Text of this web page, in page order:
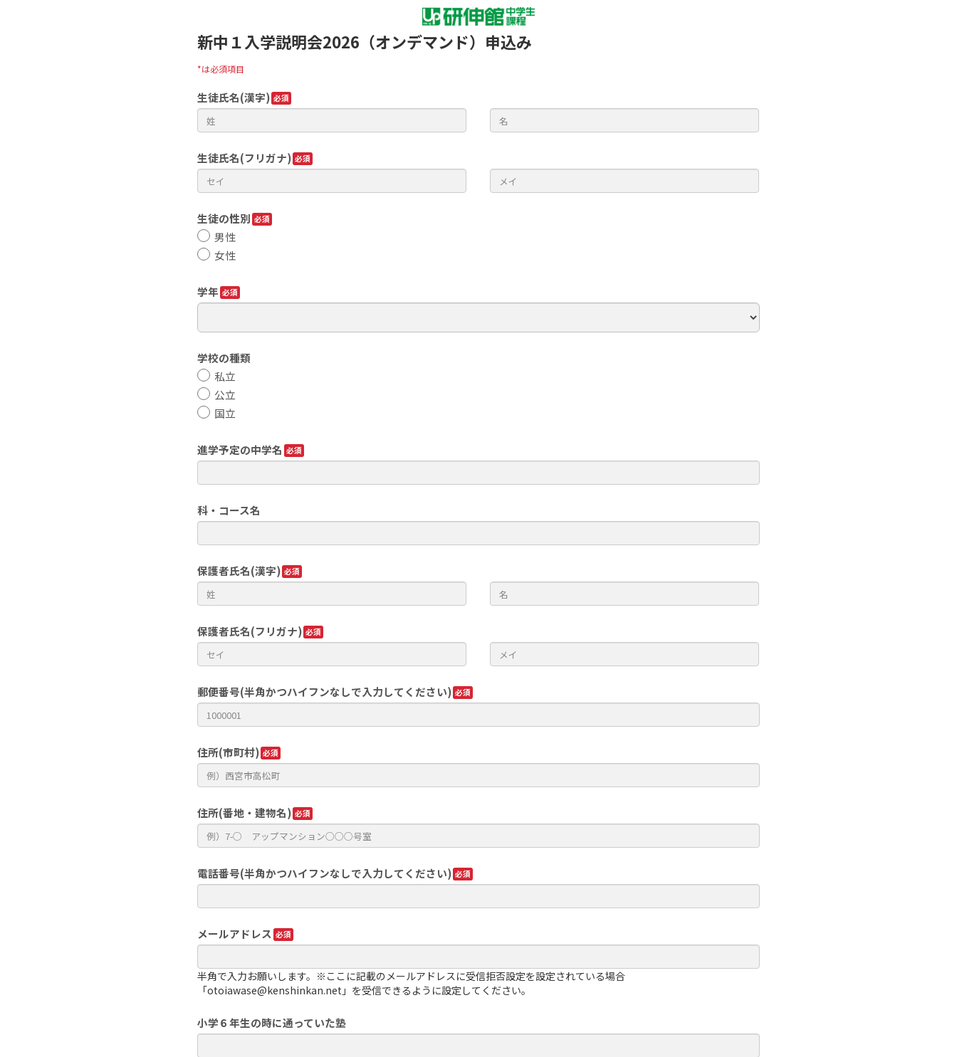
新中１入学説明会2026（オンデマンド）申込み
*は必須項目
生徒氏名(漢字)
生徒氏名(フリガナ)
生徒の性別
男性
女性
学年
学校の種類
私立
公立
国立
進学予定の中学名
科・コース名
保護者氏名(漢字)
保護者氏名(フリガナ)
郵便番号(半角かつハイフンなしで入力してください)
住所(市町村)
住所(番地・建物名)
電話番号(半角かつハイフンなしで入力してください)
メールアドレス
半角で入力お願いします。※ここに記載のメールアドレスに受信拒否設定を設定されている場合
「otoiawase@kenshinkan.net」を受信できるように設定してください。
小学６年生の時に通っていた塾